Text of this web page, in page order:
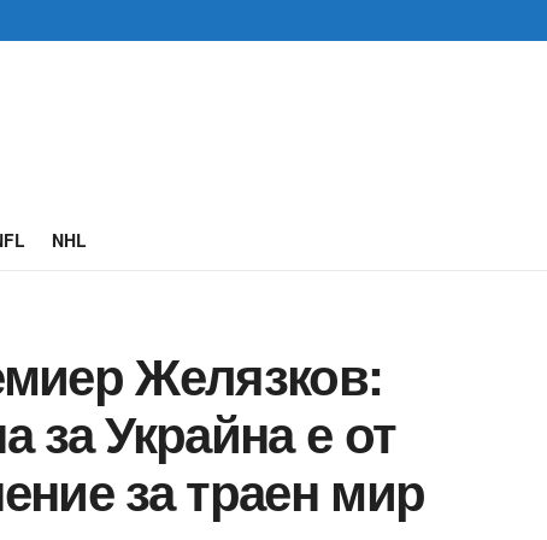
NHL
Желязков:
за Украйна е от
за траен мир